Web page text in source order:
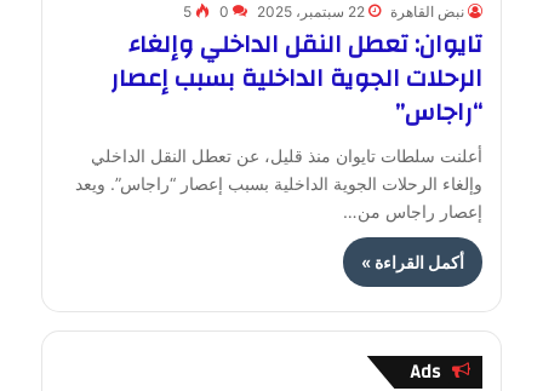
نبض القاهرة 22 سبتمبر، 2025 0
5
تايوان: تعطل النقل الداخلي وإلغاء
الرحلات الجوية الداخلية بسبب إعصار
“راجاس”
أعلنت سلطات تايوان منذ قليل، عن تعطل النقل الداخلي
وإلغاء الرحلات الجوية الداخلية بسبب إعصار “راجاس”. ويعد
إعصار راجاس من…
أكمل القراءة »
Ads